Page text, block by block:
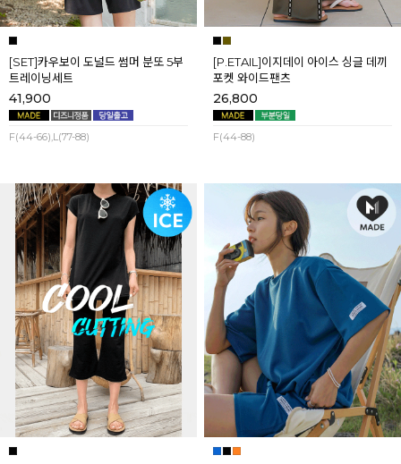
[SET]카우보이 도널드 썸머 분또 5부
트레이닝세트
41,900
F(44-66),L(77-88)
[P.ETAIL]이지데이 아이스 싱글 데끼
포켓 와이드팬츠
26,800
F(44-88)